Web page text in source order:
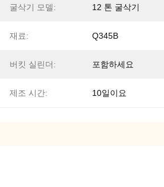
굴삭기 모델: 12 톤 굴삭기
재료: Q345B
버킷 실린더: 포함하세요
제조 시간: 10일이요